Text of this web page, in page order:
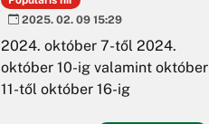
2025. 02. 09 15:29
2024. október 7-től 2024.
október 10-ig valamint október
11-től október 16-ig